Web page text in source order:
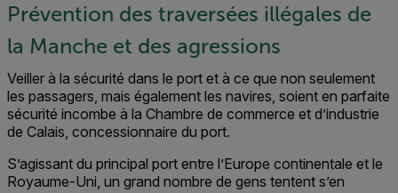
Prévention des traversées illégales de
la Manche et des agressions
Veiller à la sécurité dans le port et à ce que non seulement
les passagers, mais également les navires, soient en parfaite
sécurité incombe à la Chambre de commerce et d’industrie
de Calais, concessionnaire du port.
S’agissant du principal port entre l’Europe continentale et le
Royaume-Uni, un grand nombre de gens tentent s’en